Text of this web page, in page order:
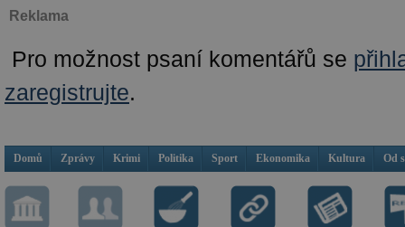
Reklama
Pro možnost psaní komentářů se
zaregistrujte.
Domů Zprávy Krimi Politika Sport Ekonomika Kultura Od